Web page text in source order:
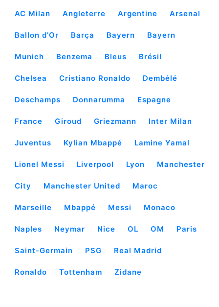
AC Milan Angleterre Argentine Arsenal
Ballon d’Or Barça Bayern Bayern
Munich Benzema Bleus Brésil
Chelsea Cristiano Ronaldo Dembélé
Deschamps Donnarumma Espagne
France Giroud Griezmann Inter Milan
Juventus Kylian Mbappé Lamine Yamal
Lionel Messi Liverpool Lyon Manchester
City Manchester United Maroc
Marseille Mbappé Messi Monaco
Naples Neymar Nice OL OM Paris
Saint-Germain PSG Real Madrid
Ronaldo Tottenham Zidane